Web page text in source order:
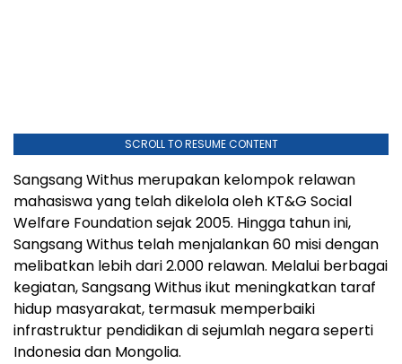
SCROLL TO RESUME CONTENT
Sangsang Withus merupakan kelompok relawan
mahasiswa yang telah dikelola oleh KT&G Social
Welfare Foundation sejak 2005. Hingga tahun ini,
Sangsang Withus telah menjalankan 60 misi dengan
melibatkan lebih dari 2.000 relawan. Melalui berbagai
kegiatan, Sangsang Withus ikut meningkatkan taraf
hidup masyarakat, termasuk memperbaiki
infrastruktur pendidikan di sejumlah negara seperti
Indonesia dan Mongolia.